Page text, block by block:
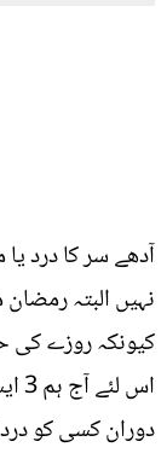
آدھے سر کا درد
نہیں البتہ
کیونکہ روزے کی
دوران کسی کو